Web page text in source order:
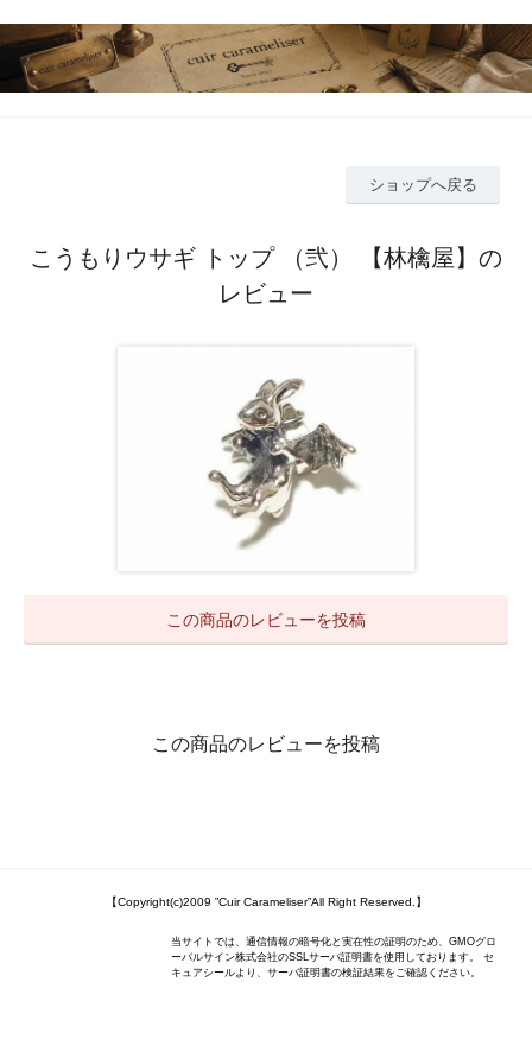
ショップへ戻る
こうもりウサギ トップ （弐） 【林檎屋】の
レビュー
この商品のレビューを投稿
この商品のレビューを投稿
【Copyright(c)2009 ”Cuir Carameliser”All Right Reserved.】
当サイトでは、通信情報の暗号化と実在性の証明のため、GMOグロ
ーバルサイン株式会社のSSLサーバ証明書を使用しております。 セ
キュアシールより、サーバ証明書の検証結果をご確認ください。